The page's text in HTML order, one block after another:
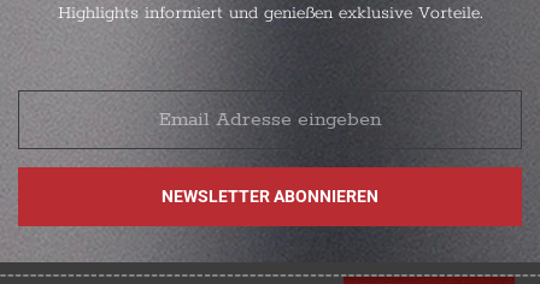
Highlights informiert und genießen exklusive Vorteile.